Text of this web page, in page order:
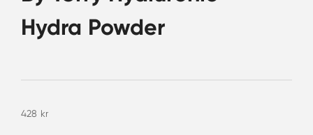
Hydra Powder
428 kr